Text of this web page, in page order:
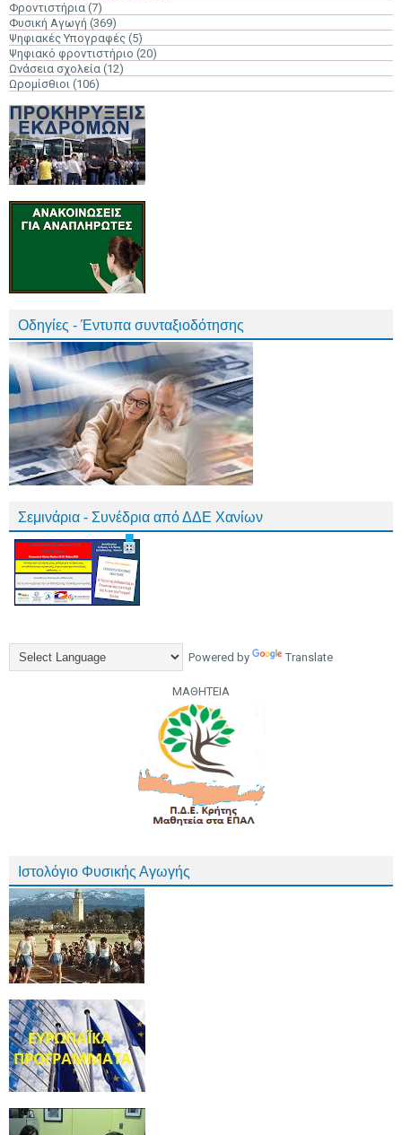
Φροντιστήρια (7)
Φυσική Αγωγή (369)
Ψηφιακές Υπογραφές (5)
Ψηφιακό φροντιστήριο (20)
Ωνάσεια σχολεία (12)
Ωρομίσθιοι (106)
Οδηγίες - Έντυπα συνταξιοδότησης
Σεμινάρια - Συνέδρια από ΔΔΕ Χανίων
Powered by Translate
ΜΑΘΗΤΕΙΑ
Ιστολόγιο Φυσικής Αγωγής